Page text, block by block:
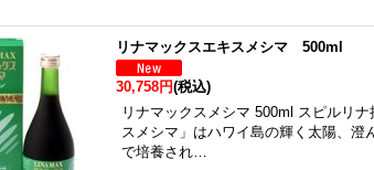
リナマックスエキスメシマ 500ml
30,758円(税込)
リナマックスメシマ 500ml スピルリ
スメシマ」はハワイ島の輝く太陽、澄
で培養され…